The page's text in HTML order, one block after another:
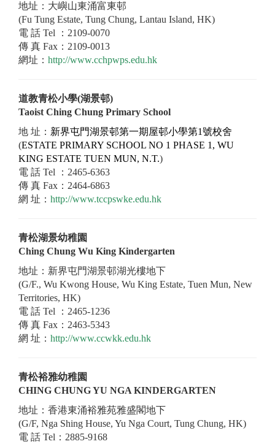
地址：大嶼山東涌富東邨
(Fu Tung Estate, Tung Chung, Lantau Island, HK)
電 話 Tel ：2109-0070
傳 真 Fax：2109-0013
網址： http://www.cchpwps.edu.hk
道教青松小學(湖景邨)
Taoist Ching Chung Primary School
地 址： 新界屯門湖景邨第一期屋邨小學第1號校舍
(ESTATE PRIMARY SCHOOL NO 1 PHASE 1, WU
KING ESTATE TUEN MUN, N.T.)
電 話 Tel ：2465-6363
傳 真 Fax：2464-6863
網 址： http://www.tccpswke.edu.hk
青松湖景幼稚園
Ching Chung Wu King Kindergarten
地址：新界屯門湖景邨湖光樓地下
(G/F., Wu Kwong House, Wu King Estate, Tuen Mun, New
Territories, HK)
電 話 Tel ：2465-1236
傳 真 Fax：2463-5343
網 址： http://www.ccwkk.edu.hk
青松裕雅幼稚園
CHING CHUNG YU NGA KINDERGARTEN
地址：香港東涌裕雅苑雅盛閣地下
(G/F, Nga Shing House, Yu Nga Court, Tung Chung, HK)
電 話 Tel：2885-9168